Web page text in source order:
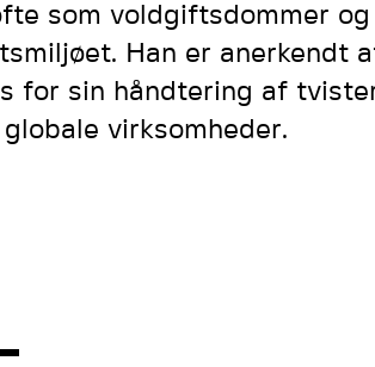
som voldgiftsdommer
Han er anerkendt
for sin håndtering af
virksomheder.